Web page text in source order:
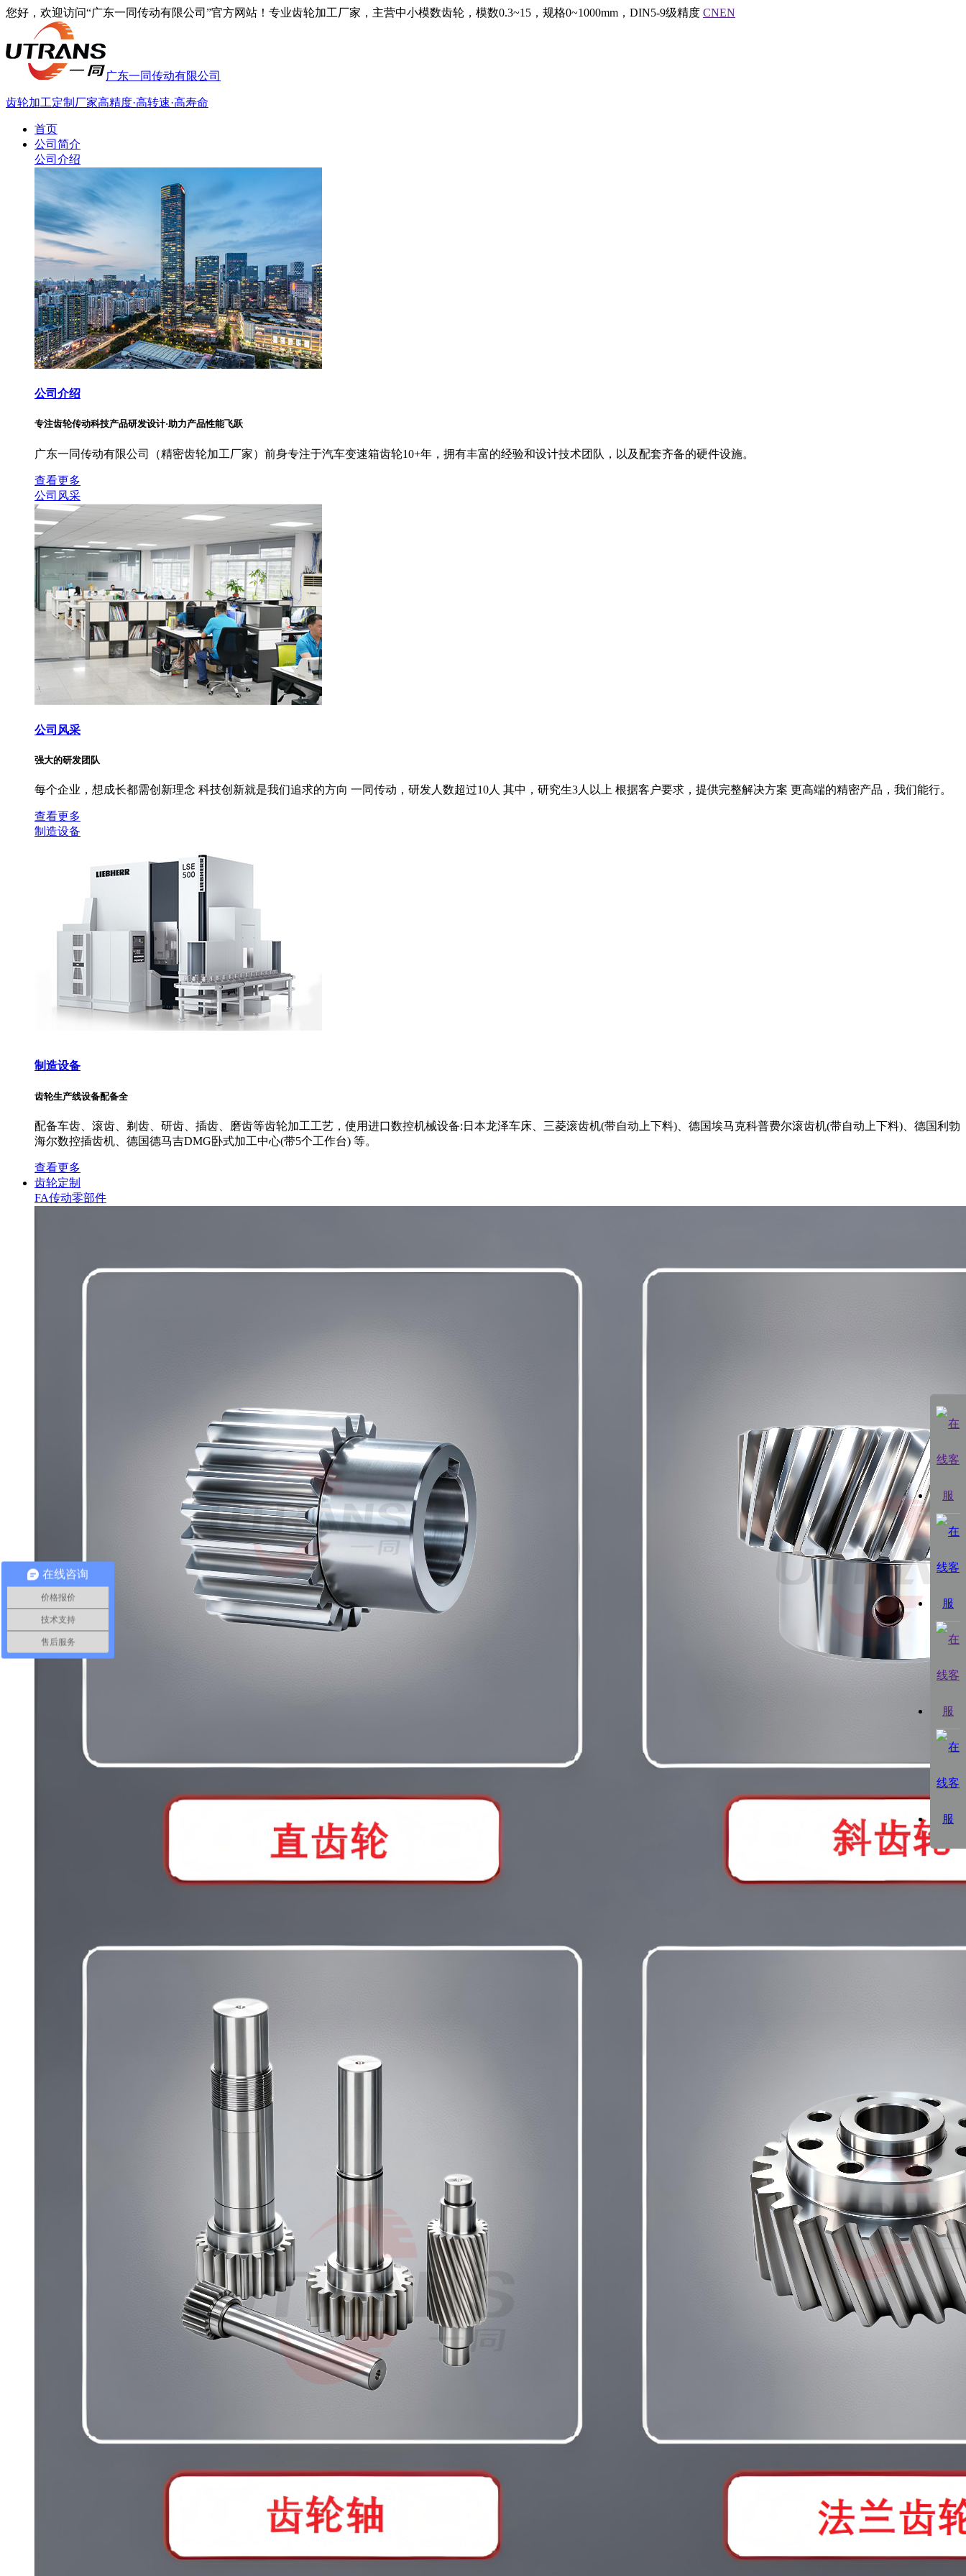
您好，欢迎访问“广东一同传动有限公司”官方网站！专业齿轮加工厂家，主营中小模数齿轮，模数0.3~15，规格0~1000mm，DIN5-9级精度 CNEN
广东一同传动有限公司
齿轮加工定制厂家高精度·高转速·高寿命
首页
公司简介
公司介绍
公司介绍
专注齿轮传动科技产品研发设计·助力产品性能飞跃
广东一同传动有限公司（精密齿轮加工厂家）前身专注于汽车变速箱齿轮10+年，拥有丰富的经验和设计技术团队，以及配套齐备的硬件设施。
查看更多
公司风采
公司风采
强大的研发团队
每个企业，想成长都需创新理念 科技创新就是我们追求的方向 一同传动，研发人数超过10人 其中，研究生3人以上 根据客户要求，提供完整解决方案 更高端的精密产品，我们能行。
查看更多
制造设备
制造设备
齿轮生产线设备配备全
配备车齿、滚齿、剃齿、研齿、插齿、磨齿等齿轮加工工艺，使用进口数控机械设备:日本龙泽车床、三菱滚齿机(带自动上下料)、德国埃马克科普费尔滚齿机(带自动上下料)、德国利勃
海尔数控插齿机、德国德马吉DMG卧式加工中心(带5个工作台) 等。
查看更多
齿轮定制
FA传动零部件
在线咨询
价格报价
技术支持
售后服务